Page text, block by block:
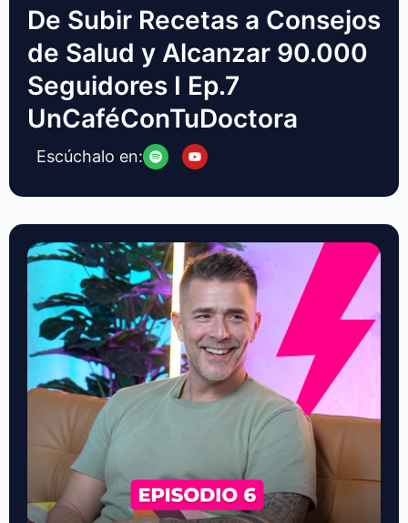
De Subir Recetas a Consejos
de Salud y Alcanzar 90.000
Seguidores I Ep.7
UnCaféConTuDoctora
Escúchalo en: